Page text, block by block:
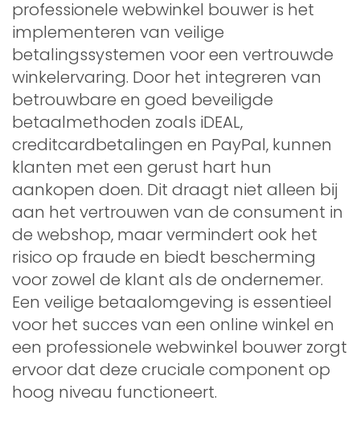
professionele webwinkel bouwer is het
implementeren van veilige
betalingssystemen voor een vertrouwde
winkelervaring. Door het integreren van
betrouwbare en goed beveiligde
betaalmethoden zoals iDEAL,
creditcardbetalingen en PayPal, kunnen
klanten met een gerust hart hun
aankopen doen. Dit draagt niet alleen bij
aan het vertrouwen van de consument in
de webshop, maar vermindert ook het
risico op fraude en biedt bescherming
voor zowel de klant als de ondernemer.
Een veilige betaalomgeving is essentieel
voor het succes van een online winkel en
een professionele webwinkel bouwer zorgt
ervoor dat deze cruciale component op
hoog niveau functioneert.